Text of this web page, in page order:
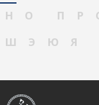
Н
О П Р
Ш
Э Ю Я